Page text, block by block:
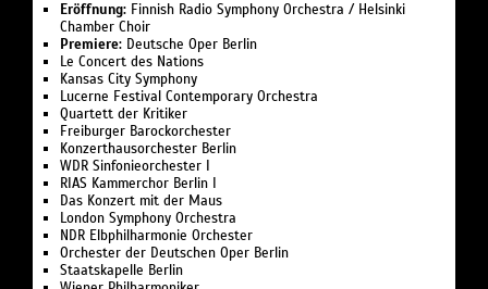
Eröffnung: Finnish Radio Symphony Orchestra / Helsinki
Chamber Choir
Premiere: Deutsche Oper Berlin
Le Concert des Nations
Kansas City Symphony
Lucerne Festival Contemporary Orchestra
Quartett der Kritiker
Freiburger Barockorchester
Konzerthausorchester Berlin
WDR Sinfonieorchester I
RIAS Kammerchor Berlin I
Das Konzert mit der Maus
London Symphony Orchestra
NDR Elbphilharmonie Orchester
Orchester der Deutschen Oper Berlin
Staatskapelle Berlin